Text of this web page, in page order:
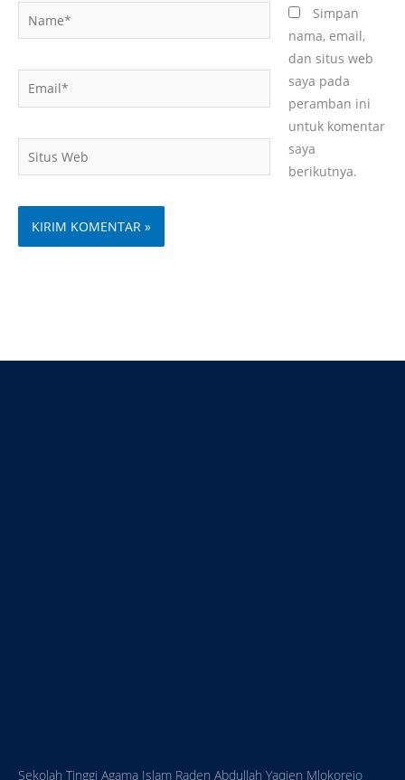
Email*
Situs
Web
Simpan
nama, email,
dan situs web
saya pada
peramban ini
untuk komentar
saya
berikutnya.
Sekolah Tinggi Agama Islam Raden Abdullah Yaqien Mlokorejo